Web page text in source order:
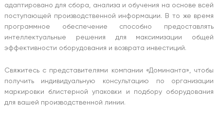
адаптировано для сбора, анализа и обучения на основе всей
поступающей производственной информации. В то же время
программное обеспечение способно предоставлять
интеллектуальные решения для максимизации общей
эффективности оборудования и возврата инвестиций.
Свяжитесь с представителями компании «Доминанта», чтобы
получить индивидуальную консультацию по организации
маркировки блистерной упаковки и подбору оборудования
для вашей производственной линии.